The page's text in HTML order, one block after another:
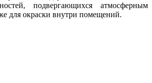
подвергающихся атмосферным
для окраски внутри помещений.